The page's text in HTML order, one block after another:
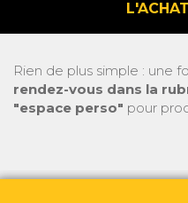
Rien de plus simple : une
rendez-vous dans la
"espace perso" pour